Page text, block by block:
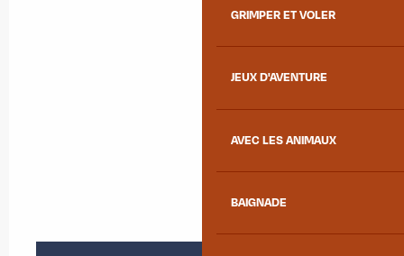
GRIMPER ET VOLER
JEUX D'AVENTURE
AVEC LES ANIMAUX
BAIGNADE